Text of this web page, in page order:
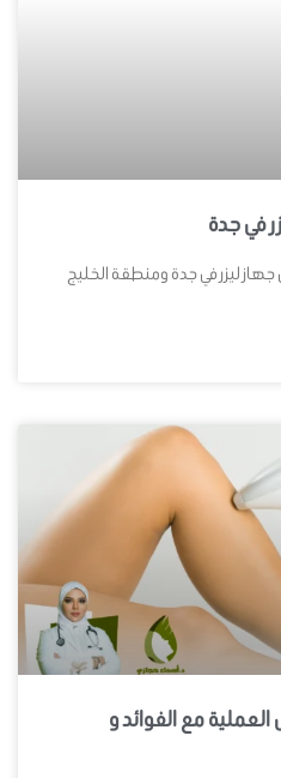
في جدة
ليزر في جدة ومنطقة الخليج
العملية مع الفوائد و